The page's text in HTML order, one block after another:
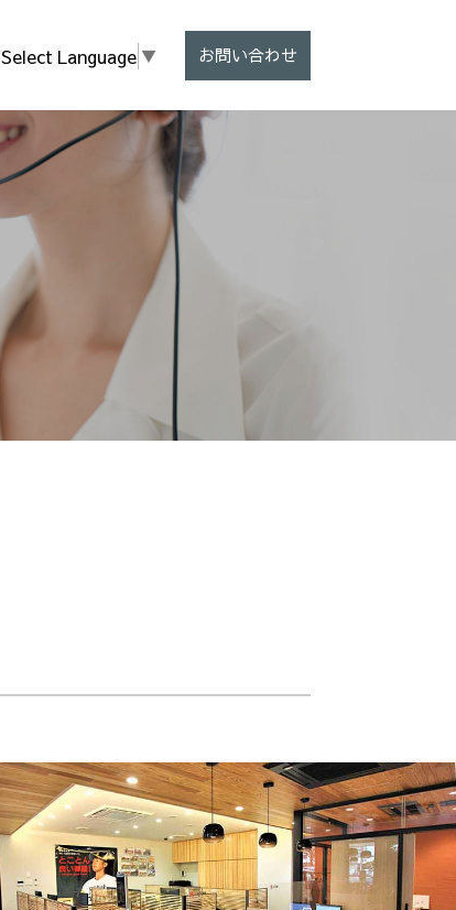
Select Language ▼ お問い合わせ